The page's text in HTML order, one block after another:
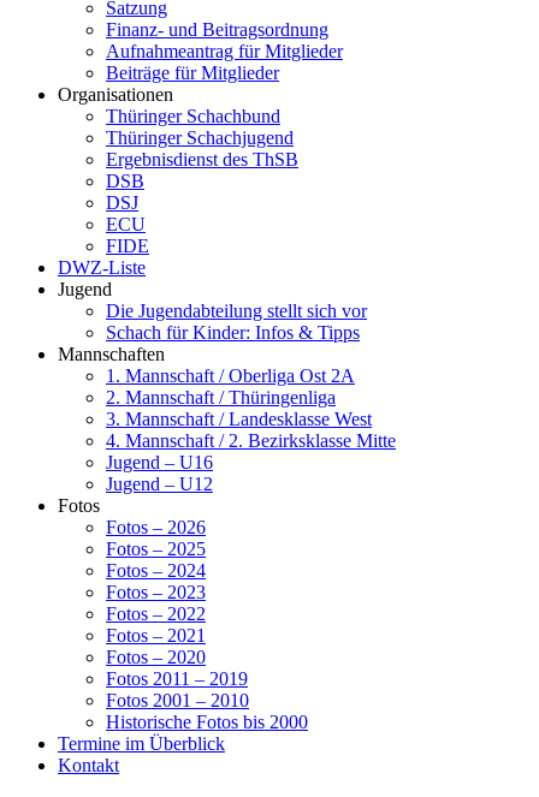
Satzung
Finanz- und Beitragsordnung
Aufnahmeantrag für Mitglieder
Beiträge für Mitglieder
Organisationen
Thüringer Schachbund
Thüringer Schachjugend
Ergebnisdienst des ThSB
DSB
DSJ
ECU
FIDE
DWZ-Liste
Jugend
Die Jugendabteilung stellt sich vor
Schach für Kinder: Infos & Tipps
Mannschaften
1. Mannschaft / Oberliga Ost 2A
2. Mannschaft / Thüringenliga
3. Mannschaft / Landesklasse West
4. Mannschaft / 2. Bezirksklasse Mitte
Jugend – U16
Jugend – U12
Fotos
Fotos – 2026
Fotos – 2025
Fotos – 2024
Fotos – 2023
Fotos – 2022
Fotos – 2021
Fotos – 2020
Fotos 2011 – 2019
Fotos 2001 – 2010
Historische Fotos bis 2000
Termine im Überblick
Kontakt